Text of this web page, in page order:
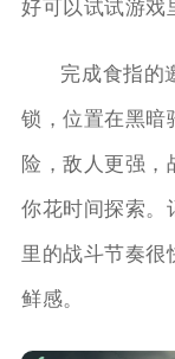
好可以试试游戏
完成食指的
锁，位置在黑暗
险，敌人更强
你花时间探索。
里的战斗节奏
鲜感。